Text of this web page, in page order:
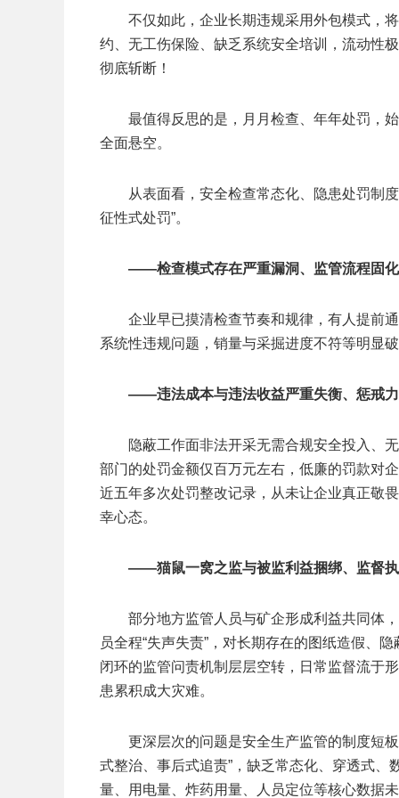
不仅如此，企业长期违规采用外包模式，
约、无工伤保险、缺乏系统安全培训，流动性
彻底斩断！
最值得反思的是，月月检查、年年处罚，
全面悬空。
从表面看，安全检查常态化、隐患处罚制
征性式处罚”。
——检查模式存在严重漏洞、监管流程固
企业早已摸清检查节奏和规律，有人提前
系统性违规问题，销量与采掘进度不符等明显
——违法成本与违法收益严重失衡、惩戒
隐蔽工作面非法开采无需合规安全投入、
部门的处罚金额仅百万元左右，低廉的罚款对
近五年多次处罚整改记录，从未让企业真正敬
幸心态。
——猫鼠一窝之监与被监利益捆绑、监督
部分地方监管人员与矿企形成利益共同体
员全程“失声失责”，对长期存在的图纸造假、
闭环的监管问责机制层层空转，日常监督流于
患累积成大灾难。
更深层次的问题是安全生产监管的制度短
式整治、事后式追责”，缺乏常态化、穿透式
量、用电量、炸药用量、人员定位等核心数据